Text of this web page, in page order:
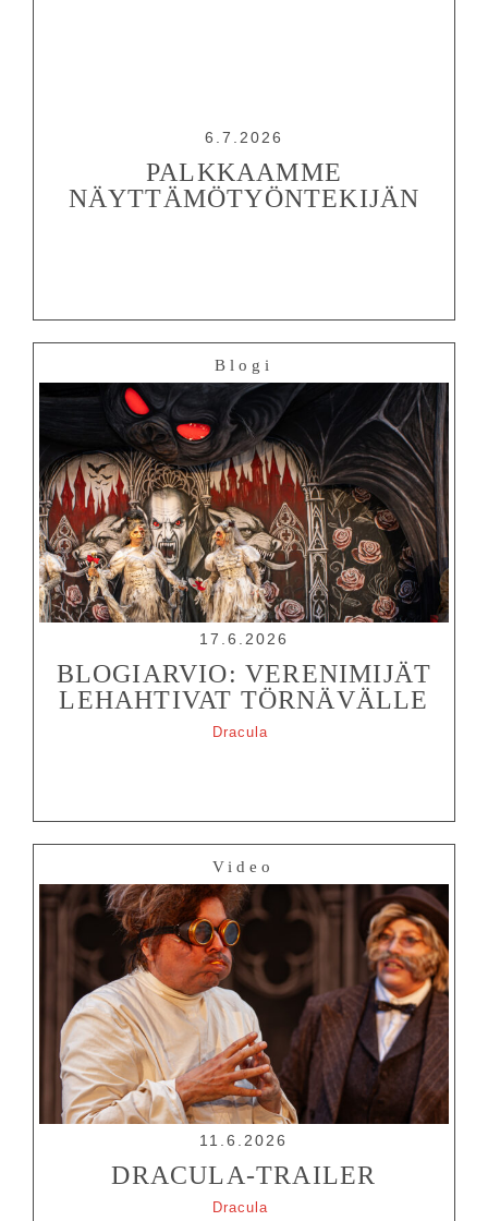
6.7.2026
PALKKAAMME
NÄYTTÄMÖTYÖNTEKIJÄN
Blogi
17.6.2026
BLOGIARVIO: VERENIMIJÄT
LEHAHTIVAT TÖRNÄVÄLLE
Dracula
Video
11.6.2026
DRACULA-TRAILER
Dracula